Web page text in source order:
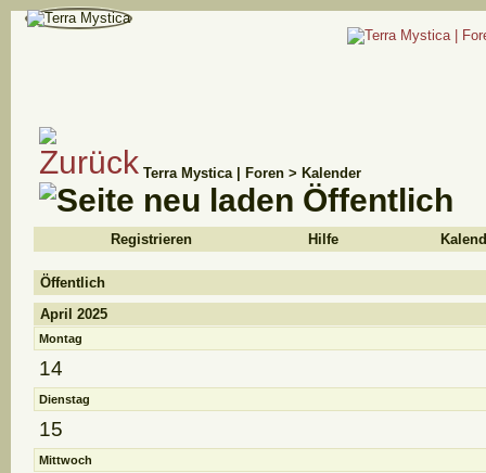
Terra Mystica | Foren > Kalender
Öffentlich
Registrieren Hilfe
Öffentlich
April 2025
Montag
14
Dienstag
15
Mittwoch